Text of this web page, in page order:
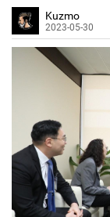
Kuzmo
2023-05-30